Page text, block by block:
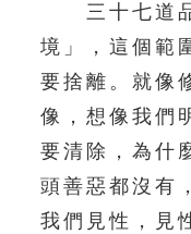
三十七道品
境」，這個範
要捨離。就像
像，想像我們
要清除，為什
頭善惡都沒有
我們見性，見